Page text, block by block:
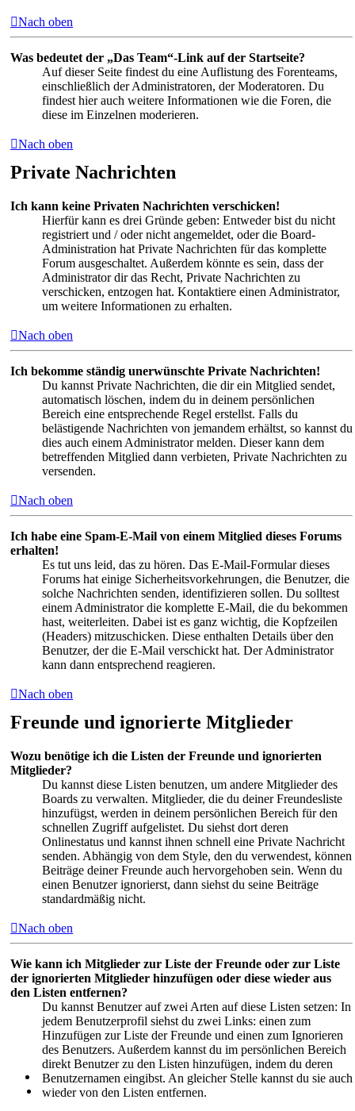
Nach oben
Was bedeutet der „Das Team“-Link auf der Startseite?
Auf dieser Seite findest du eine Auflistung des Forenteams,
einschließlich der Administratoren, der Moderatoren. Du
findest hier auch weitere Informationen wie die Foren, die
diese im Einzelnen moderieren.
Nach oben
Private Nachrichten
Ich kann keine Privaten Nachrichten verschicken!
Hierfür kann es drei Gründe geben: Entweder bist du nicht
registriert und / oder nicht angemeldet, oder die Board-
Administration hat Private Nachrichten für das komplette
Forum ausgeschaltet. Außerdem könnte es sein, dass der
Administrator dir das Recht, Private Nachrichten zu
verschicken, entzogen hat. Kontaktiere einen Administrator,
um weitere Informationen zu erhalten.
Nach oben
Ich bekomme ständig unerwünschte Private Nachrichten!
Du kannst Private Nachrichten, die dir ein Mitglied sendet,
automatisch löschen, indem du in deinem persönlichen
Bereich eine entsprechende Regel erstellst. Falls du
belästigende Nachrichten von jemandem erhältst, so kannst du
dies auch einem Administrator melden. Dieser kann dem
betreffenden Mitglied dann verbieten, Private Nachrichten zu
versenden.
Nach oben
Ich habe eine Spam-E-Mail von einem Mitglied dieses Forums
erhalten!
Es tut uns leid, das zu hören. Das E-Mail-Formular dieses
Forums hat einige Sicherheitsvorkehrungen, die Benutzer, die
solche Nachrichten senden, identifizieren sollen. Du solltest
einem Administrator die komplette E-Mail, die du bekommen
hast, weiterleiten. Dabei ist es ganz wichtig, die Kopfzeilen
(Headers) mitzuschicken. Diese enthalten Details über den
Benutzer, der die E-Mail verschickt hat. Der Administrator
kann dann entsprechend reagieren.
Nach oben
Freunde und ignorierte Mitglieder
Wozu benötige ich die Listen der Freunde und ignorierten
Mitglieder?
Du kannst diese Listen benutzen, um andere Mitglieder des
Boards zu verwalten. Mitglieder, die du deiner Freundesliste
hinzufügst, werden in deinem persönlichen Bereich für den
schnellen Zugriff aufgelistet. Du siehst dort deren
Onlinestatus und kannst ihnen schnell eine Private Nachricht
senden. Abhängig von dem Style, den du verwendest, können
Beiträge deiner Freunde auch hervorgehoben sein. Wenn du
einen Benutzer ignorierst, dann siehst du seine Beiträge
standardmäßig nicht.
Nach oben
Wie kann ich Mitglieder zur Liste der Freunde oder zur Liste
der ignorierten Mitglieder hinzufügen oder diese wieder aus
den Listen entfernen?
Du kannst Benutzer auf zwei Arten auf diese Listen setzen: In
jedem Benutzerprofil siehst du zwei Links: einen zum
Hinzufügen zur Liste der Freunde und einen zum Ignorieren
des Benutzers. Außerdem kannst du im persönlichen Bereich
direkt Benutzer zu den Listen hinzufügen, indem du deren
Benutzernamen eingibst. An gleicher Stelle kannst du sie auch
wieder von den Listen entfernen.